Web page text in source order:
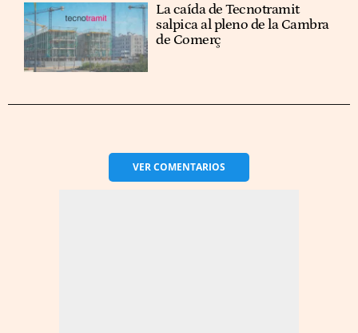
La caída de Tecnotramit
salpica al pleno de la Cambra
de Comerç
VERCOMENTARIOS